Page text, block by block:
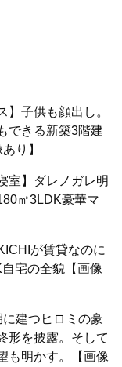
】子供も顔出し。
できる新築3階建
り】
室】ダレノガレ明
㎡3LDK豪華マ
が賃貸なのに
宅の全貌【画像
に建つヒロミの豪
形を披露。そして
も明かす。【画像